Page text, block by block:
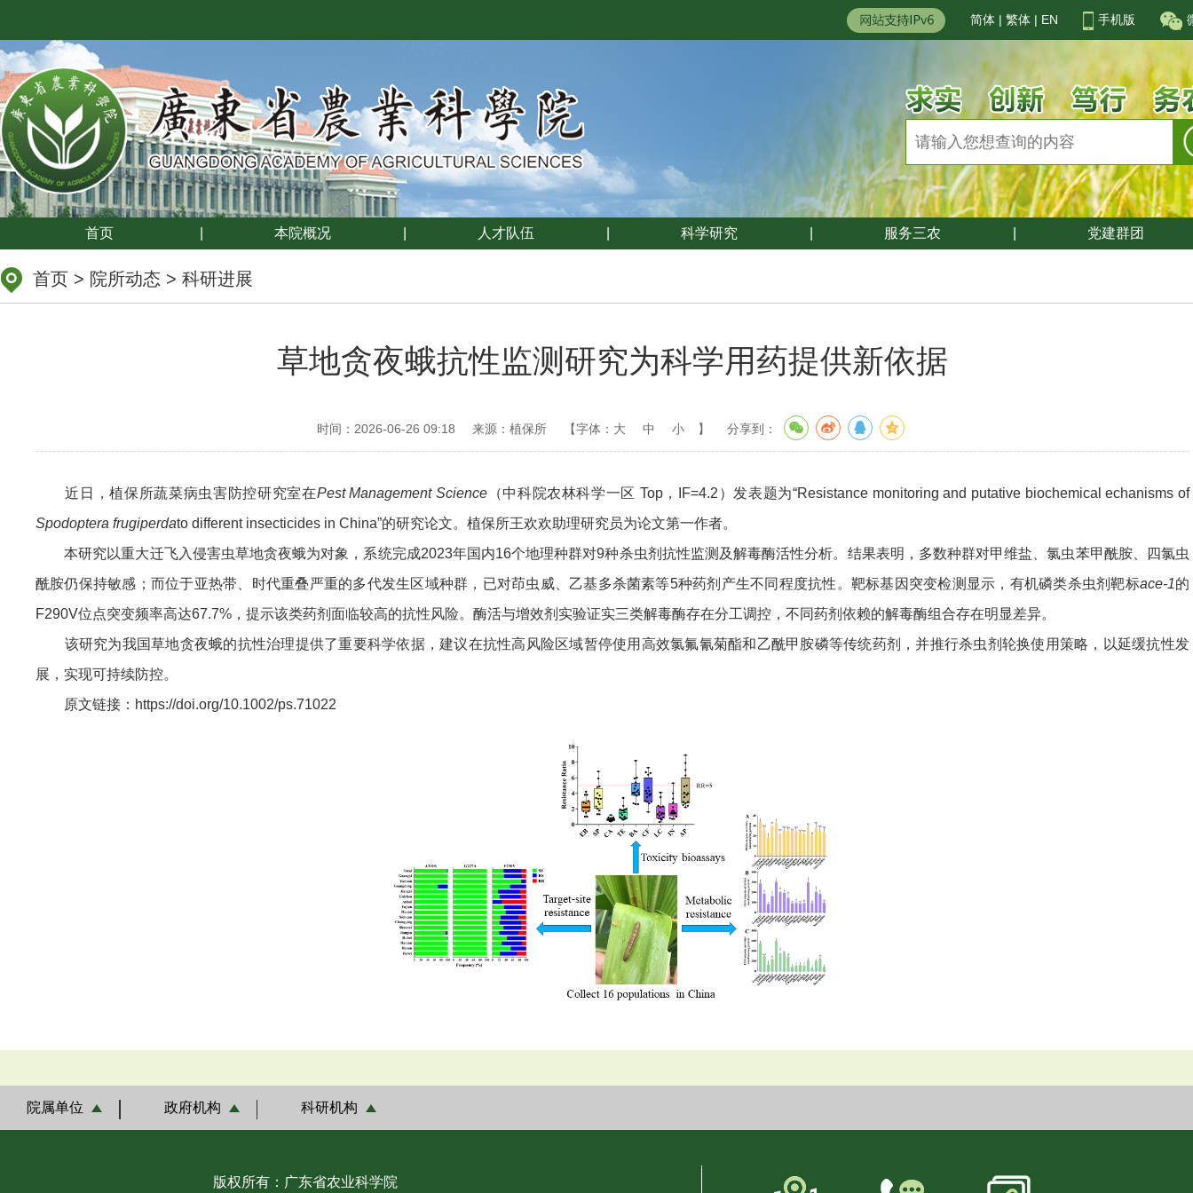
简体 | 繁体 | EN 手机版
首页 本院概况 人才队伍 科学研究 服务三农 党建群团
首页 > 院所动态 > 科研进展
草地贪夜蛾抗性监测研究为科学用药提供新依据
时间：2026-06-26 09:18 来源：植保所 【字体： 大 中 小 】 分享到：
近日，植保所蔬菜病虫害防控研究室在Pest Management Science（中科院农林科学一区 Top，IF=4.2）发表题为“Resistance monitoring and putative biochemical echanisms of
Spodoptera frugiperdato different insecticides in China”的研究论文。植保所王欢欢助理研究员为论文第一作者。
本研究以重大迁飞入侵害虫草地贪夜蛾为对象，系统完成2023年国内16个地理种群对9种杀虫剂抗性监测及解毒酶活性分析。结果表明，多数种群对甲维盐、氯虫苯甲酰胺、四氯虫
酰胺仍保持敏感；而位于亚热带、时代重叠严重的多代发生区域种群，已对茚虫威、乙基多杀菌素等5种药剂产生不同程度抗性。靶标基因突变检测显示，有机磷类杀虫剂靶标ace-1的
F290V位点突变频率高达67.7%，提示该类药剂面临较高的抗性风险。酶活与增效剂实验证实三类解毒酶存在分工调控，不同药剂依赖的解毒酶组合存在明显差异。
该研究为我国草地贪夜蛾的抗性治理提供了重要科学依据，建议在抗性高风险区域暂停使用高效氯氟氰菊酯和乙酰甲胺磷等传统药剂，并推行杀虫剂轮换使用策略，以延缓抗性发
展，实现可持续防控。
原文链接：https://doi.org/10.1002/ps.71022
院属单位 政府机构 科研机构
版权所有：广东省农业科学院